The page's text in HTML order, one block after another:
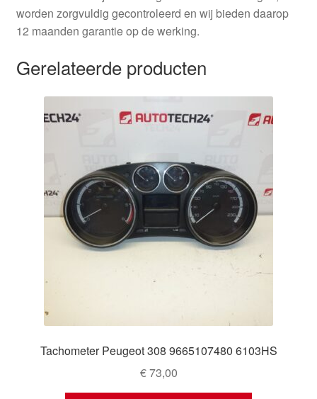
worden zorgvuldig gecontroleerd en wij bieden daarop
12 maanden garantie op de werking.
Gerelateerde producten
Tachometer Peugeot 308 9665107480 6103HS
€73,00